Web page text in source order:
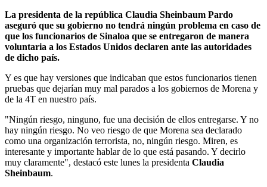
La presidenta de la república Claudia Sheinbaum Pardo
aseguró que su gobierno no tendrá ningún problema en caso de
que los funcionarios de Sinaloa que se entregaron de manera
voluntaria a los Estados Unidos declaren ante las autoridades
de dicho país.
Y es que hay versiones que indicaban que estos funcionarios tienen
pruebas que dejarían muy mal parados a los gobiernos de Morena y
de la 4T en nuestro país.
"Ningún riesgo, ninguno, fue una decisión de ellos entregarse. Y no
hay ningún riesgo. No veo riesgo de que Morena sea declarado
como una organización terrorista, no, ningún riesgo. Miren, es
interesante y importante hablar de lo que está pasando. Y decirlo
muy claramente", destacó este lunes la presidenta Claudia
Sheinbaum.